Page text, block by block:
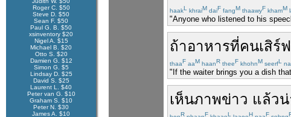
Roger C. $50
Steve D. $50
Sean F. $50
Paul G. B. $50
xsinventory $20
Nigel A. $15
Michael B. $20
Otto S. $20
Damien G. $12
Simon G. $5
Lindsay D. $25
David S. $25
Laurent L. $40
Peter van G. $10
Graham S. $10
Peter N. $30
James A. $10
haakL khraiM daiF fangM thaawyF khamM
"Anyone who listened to his
ถ้าอาหารที่คนเสิร์ฟ
thaaF aaM haanR theeF khohnM seerfL
"If the waiter brings you a dish
เห็นภาพข่าว แล้ว
R F L H F